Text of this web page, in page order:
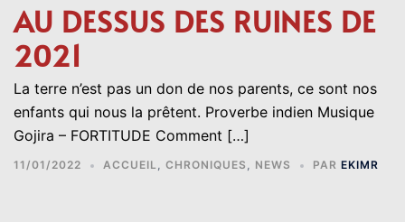
AU DESSUS DES RUINES DE
2021
La terre n’est pas un don de nos parents, ce sont nos
enfants qui nous la prêtent. Proverbe indien Musique
Gojira – FORTITUDE Comment […]
11/01/2022 ACCUEIL, CHRONIQUES , NEWS PAR EKIMR